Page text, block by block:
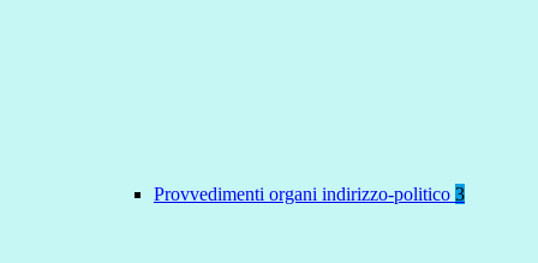
Provvedimenti organi indirizzo-politico 3